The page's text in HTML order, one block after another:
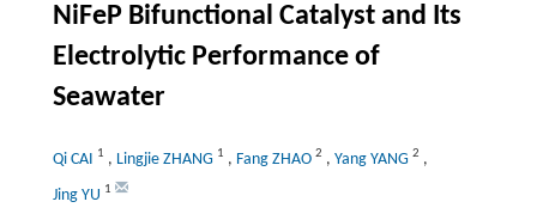
NiFeP Bifunctional Catalyst and Its
Electrolytic Performance of
Seawater
Qi CAI 1 , Lingjie ZHANG 1 , Fang ZHAO 2 , Yang YANG 2 ,
Jing YU 1